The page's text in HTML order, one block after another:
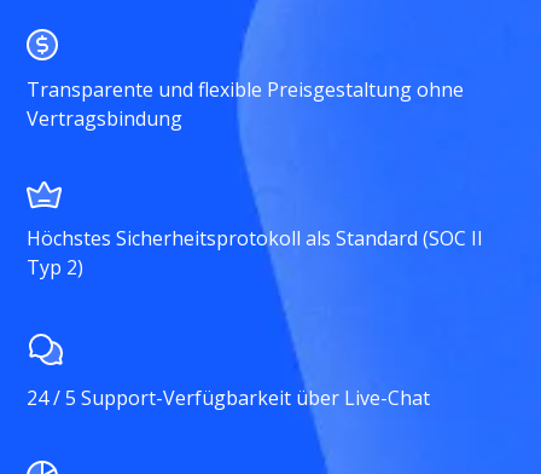
Transparente und flexible Preisgestaltung ohne
Vertragsbindung
Höchstes Sicherheitsprotokoll als Standard (SOC II
Typ 2)
24 / 5 Support-Verfügbarkeit über Live-Chat